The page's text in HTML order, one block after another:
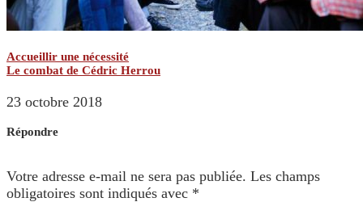
Accueillir une nécessité
Le combat de Cédric Herrou
23 octobre 2018
Répondre
Votre adresse e-mail ne sera pas publiée. Les champs
obligatoires sont indiqués avec *